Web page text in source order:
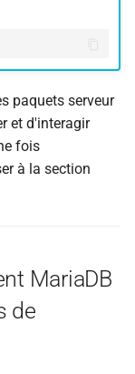
paquets serveur
et d'interagir
fois
à la section
MariaDB
de